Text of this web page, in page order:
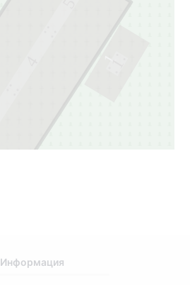
Информация